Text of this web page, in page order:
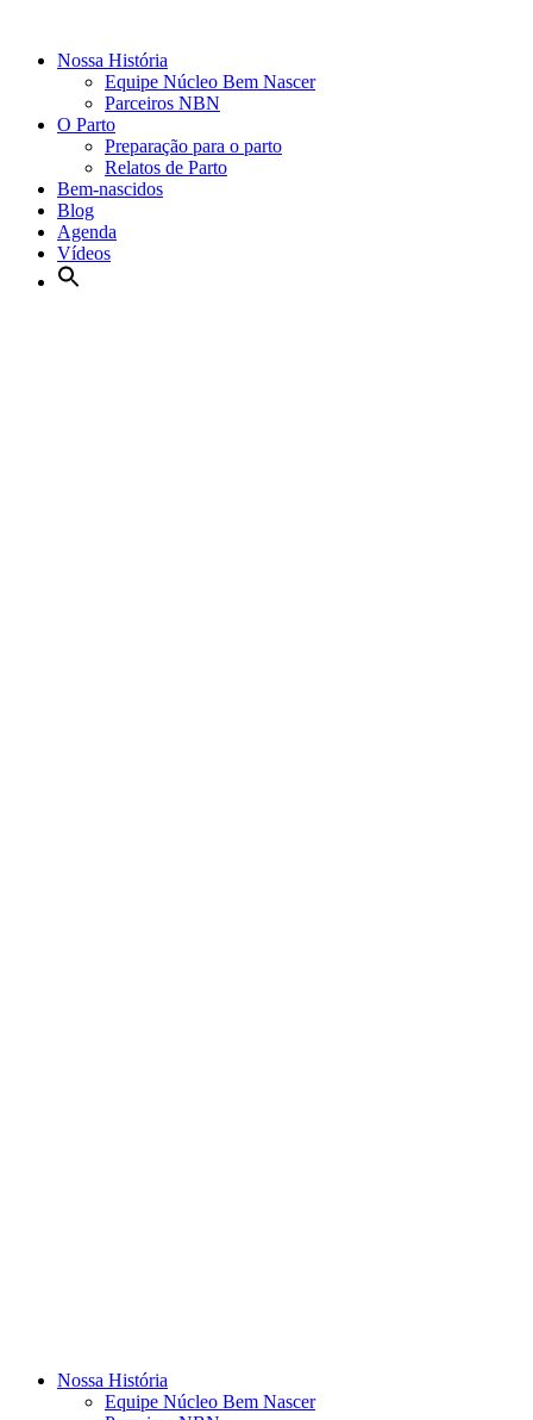
Nossa História
Equipe Núcleo Bem Nascer
Parceiros NBN
O Parto
Preparação para o parto
Relatos de Parto
Bem-nascidos
Blog
Agenda
Vídeos
Nossa História
Equipe Núcleo Bem Nascer